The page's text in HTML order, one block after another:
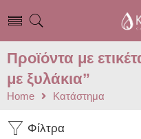
Προϊόντα με
με ξυλάκια”
Home Κατάστημα
Φίλτρα